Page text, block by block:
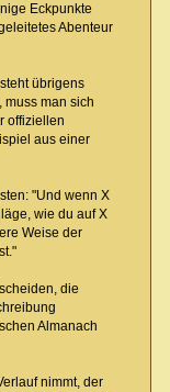
Eckpunkte
Abenteur
übrigens
man sich
offiziellen
aus einer
"Und wenn X
wie du auf X
Weise der
die
Almanach
nimmt, der